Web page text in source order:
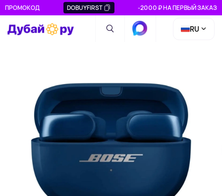
ПРОМОКОД DOBUYFIRST -2000 ₽ НА ПЕРВЫЙ ЗАКАЗ
RU